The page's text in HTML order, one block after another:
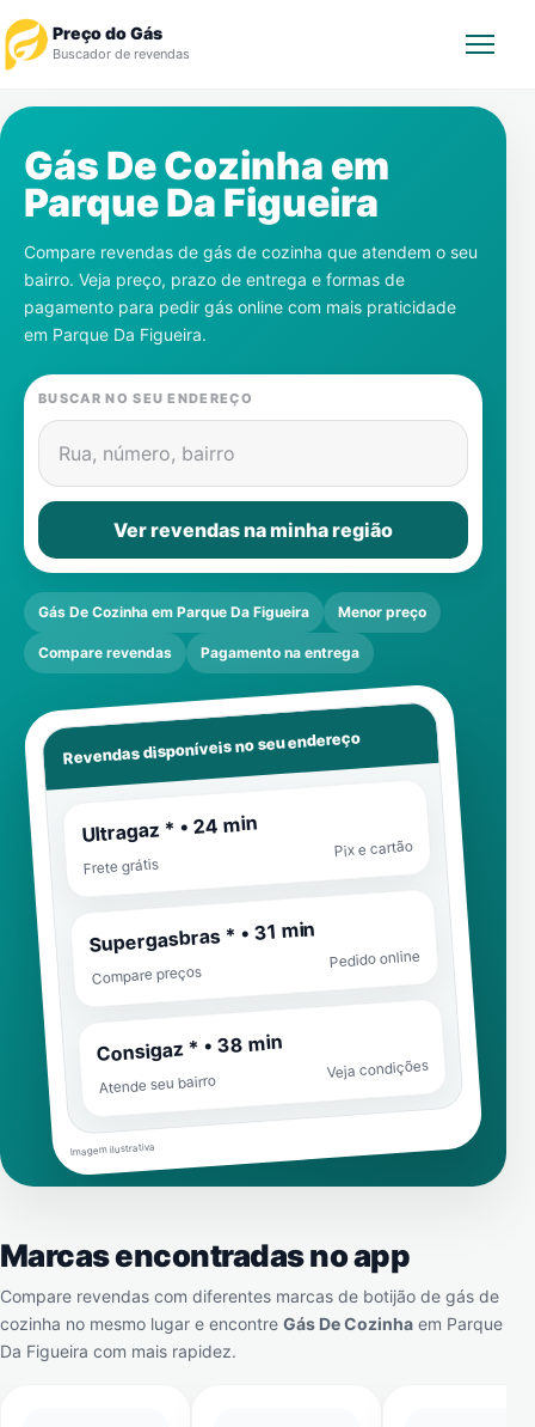
Preço do Gás
Buscador de revendas
Revendedor
Notícias
Cadastre-se
Gás
Contatos
Gás De Cozinha em
Parque Da Figueira
Compare revendas de gás de cozinha que atendem o seu
bairro. Veja preço, prazo de entrega e formas de
pagamento para pedir gás online com mais praticidade
em Parque Da Figueira.
BUSCAR NO SEU ENDEREÇO
Rua, número, bairro
Ver revendas na minha região
Gás De Cozinha em Parque Da Figueira Menor preço
Compare revendas Pagamento na entrega
Revendas disponíveis no seu endereço
Ultragaz * • 24 min
Frete grátis
Pix e cartão
Supergasbras * • 31 min
Compare preços
Pedido online
Consigaz * • 38 min
Atende seu bairro
Veja condições
Imagem ilustrativa
Marcas encontradas no app
Compare revendas com diferentes marcas de botijão de gás de
cozinha no mesmo lugar e encontre Gás De Cozinha em Parque
Da Figueira com mais rapidez.